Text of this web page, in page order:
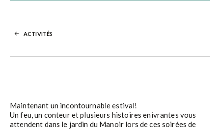
ACTIVITÉS
Maintenant un incontournable estival!
Un feu, un conteur et plusieurs histoires enivrantes vous
attendent dans le jardin du Manoir lors de ces soirées de